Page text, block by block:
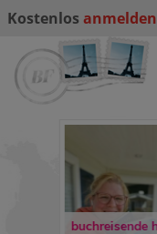
Kostenlos anmelden